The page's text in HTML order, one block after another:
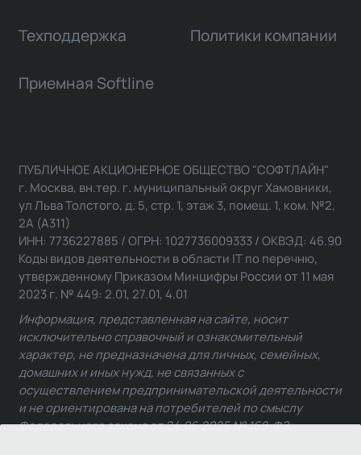
Техподдержка Политики компании
Приемная Softline
ПУБЛИЧНОЕ АКЦИОНЕРНОЕ ОБЩЕСТВО "СОФТЛАЙН"
г. Москва, вн.тер. г. муниципальный округ Хамовники,
ул Льва Толстого, д. 5, стр. 1, этаж 3, помещ. 1, ком. №2,
2А (А311)
ИНН: 7736227885 / ОГРН: 1027736009333 / ОКВЭД: 46.90
Коды видов деятельности в области IT по перечню,
утвержденному Приказом Минцифры России от 11 мая
2023 г. № 449: 2.01, 27.01, 4.01
Информация, представленная на сайте, носит
исключительно справочный и ознакомительный
характер, не предназначена для личных, семейных,
домашних и иных нужд, не связанных с
осуществлением предпринимательской деятельности
и не ориентирована на потребителей по смыслу
Федерального закона от 24.06.2025 № 168-ФЗ.